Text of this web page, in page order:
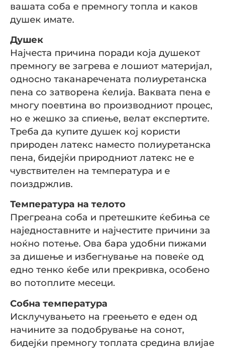
вашата соба е премногу топла и каков
душек имате.
Душек
Најчеста причина поради која душекот
премногу ве загрева е лошиот материјал,
односно таканаречената полиуретанска
пена со затворена ќелија. Ваквата пена е
многу поевтина во производниот процес,
но е жешко за спиење, велат експертите.
Треба да купите душек кој користи
природен латекс наместо полиуретанска
пена, бидејќи природниот латекс не е
чувствителен на температура и е
поиздржлив.
Температура на телото
Прегреана соба и претешките ќебиња се
наједноставните и најчестите причини за
ноќно потење. Ова бара удобни пижами
за дишење и избегнување на повеќе од
едно тенко ќебе или прекривка, особено
во потоплите месеци.
Собна температура
Исклучувањето на греењето е еден од
начините за подобрување на сонот,
бидејќи премногу топлата средина влијае